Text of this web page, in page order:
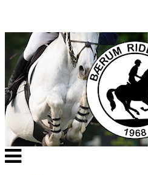
Veksle
navigasjon